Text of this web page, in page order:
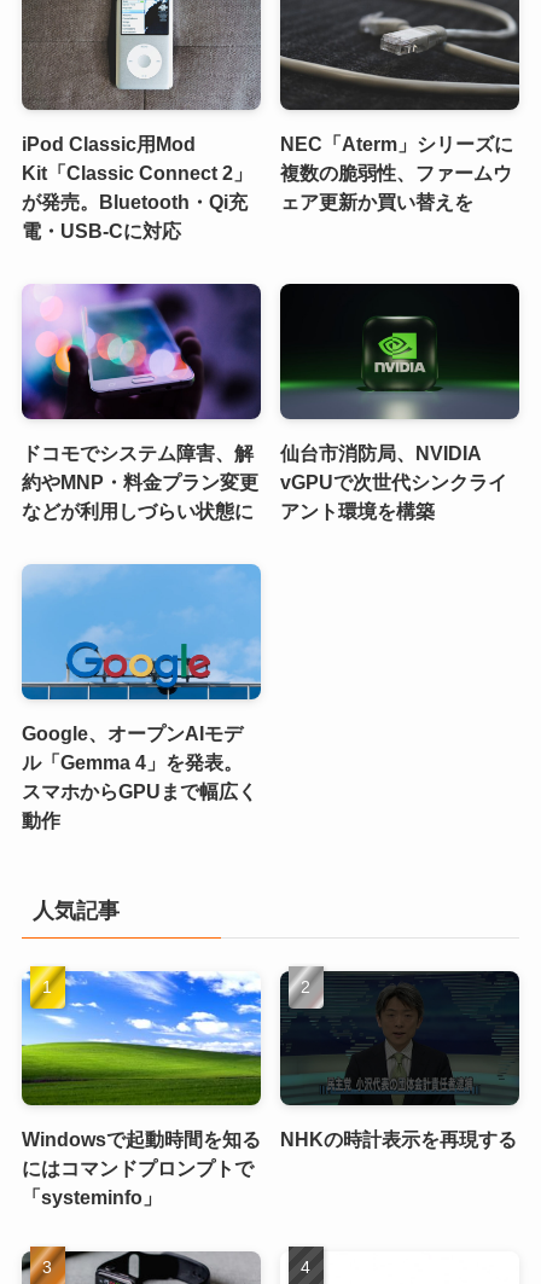
iPod Classic用Mod
Kit「Classic Connect 2」
が発売。Bluetooth・Qi充
電・USB-Cに対応
NEC「Aterm」シリーズに
複数の脆弱性、ファームウ
ェア更新か買い替えを
ドコモでシステム障害、解
約やMNP・料金プラン変更
などが利用しづらい状態に
仙台市消防局、NVIDIA
vGPUで次世代シンクライ
アント環境を構築
Google、オープンAIモデ
ル「Gemma 4」を発表。
スマホからGPUまで幅広く
動作
人気記事
Windowsで起動時間を知る
にはコマンドプロンプトで
「systeminfo」
NHKの時計表示を再現する